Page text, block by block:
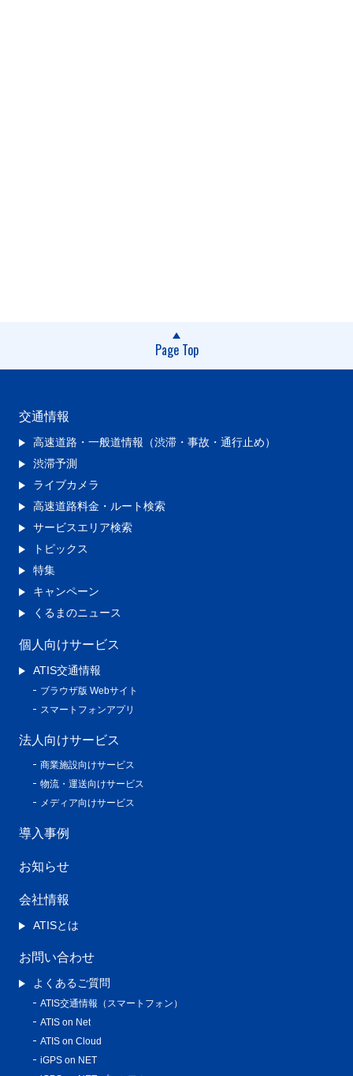
Page Top
交通情報
高速道路・一般道情報（渋滞・事故・通行止め）
渋滞予測
ライブカメラ
高速道路料金・ルート検索
サービスエリア検索
トピックス
特集
キャンペーン
くるまのニュース
個人向けサービス
ATIS交通情報
ブラウザ版 Webサイト
スマートフォンアプリ
法人向けサービス
商業施設向けサービス
物流・運送向けサービス
メディア向けサービス
導入事例
お知らせ
会社情報
ATISとは
お問い合わせ
よくあるご質問
ATIS交通情報（スマートフォン）
ATIS on Net
ATIS on Cloud
iGPS on NET